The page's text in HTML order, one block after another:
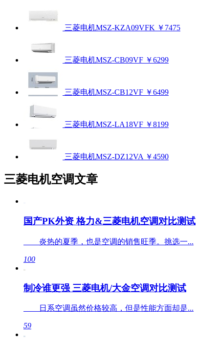
三菱电机MSZ-KZA09VFK ￥7475
三菱电机MSZ-CB09VF ￥6299
三菱电机MSZ-CB12VF ￥6499
三菱电机MSZ-LA18VF ￥8199
三菱电机MSZ-DZ12VA ￥4590
三菱电机空调文章
国产PK外资 格力&三菱电机空调对比测试
炎热的夏季，也是空调的销售旺季。挑选一...
100
制冷谁更强 三菱电机/大金空调对比测试
日系空调虽然价格较高，但是性能方面却是...
59